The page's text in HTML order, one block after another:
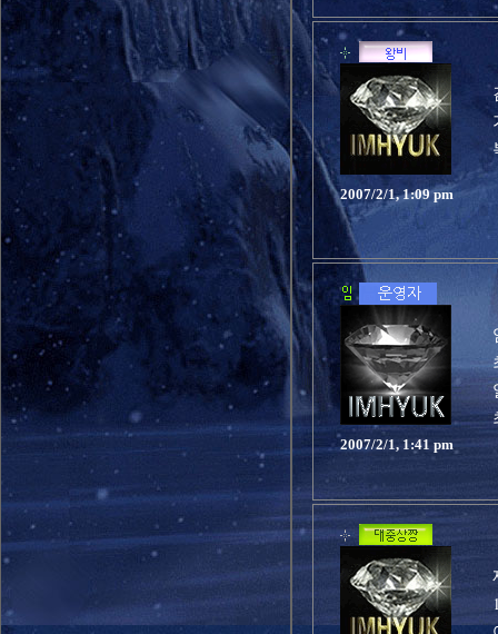
2007/2/1, 1:09 pm
2007/2/1, 1:41 pm